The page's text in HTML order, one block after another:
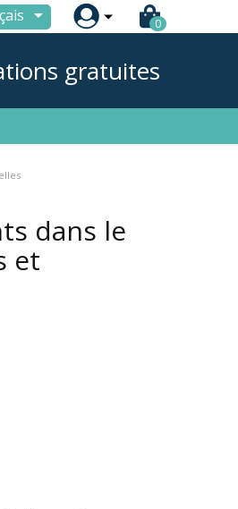
 0
gratuites
dans le
et